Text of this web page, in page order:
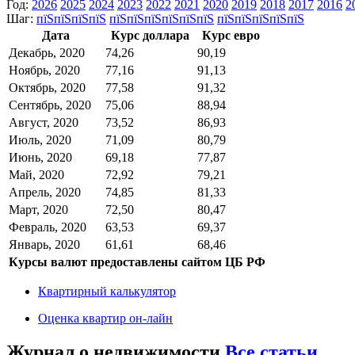
Год: 2026 2025 2024 2023 2022 2021 2020 2019 2018 2017 2016
Шаг: пїЅпїЅпїЅпїЅ пїЅпїЅпїЅпїЅпїЅпїЅ пїЅпїЅпїЅпїЅпїЅ
Дата
Курс доллара
Курс евро
Декабрь, 2020
74,26
90,19
Ноябрь, 2020
77,16
91,13
Октябрь, 2020
77,58
91,32
Сентябрь, 2020
75,06
88,94
Август, 2020
73,52
86,93
Июль, 2020
71,09
80,79
Июнь, 2020
69,18
77,87
Май, 2020
72,92
79,21
Апрель, 2020
74,85
81,33
Март, 2020
72,50
80,47
Февраль, 2020
63,53
69,37
Январь, 2020
61,61
68,46
Курсы валют предоставлены сайтом ЦБ РФ
Квартирный калькулятор
Оценка квартир он-лайн